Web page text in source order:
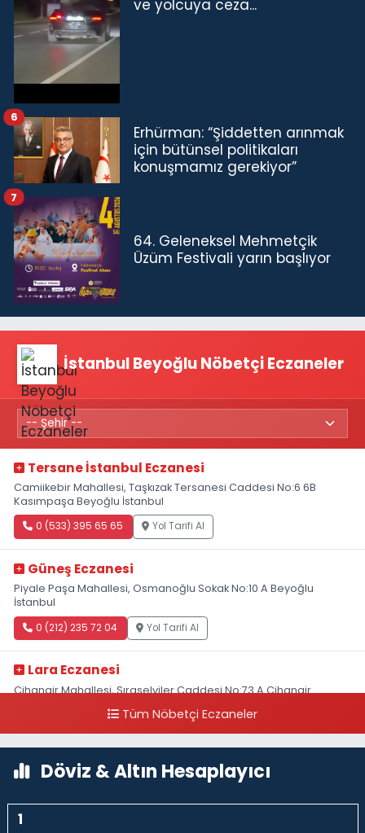
ve yolcuya ceza...
Erhürman: “Şiddetten arınmak
için bütünsel politikaları
konuşmamız gerekiyor”
6
64. Geleneksel Mehmetçik
Üzüm Festivali yarın başlıyor
7
İstanbul Beyoğlu Nöbetçi Eczaneler
Tersane İstanbul Eczanesi
Camiikebir Mahallesi, Taşkızak Tersanesi Caddesi No:6 6B
Kasımpaşa Beyoğlu İstanbul
0 (533) 395 65 65 Yol Tarifi Al
Güneş Eczanesi
Piyale Paşa Mahallesi, Osmanoğlu Sokak No:10 A Beyoğlu
İstanbul
0 (212) 235 72 04 Yol Tarifi Al
Lara Eczanesi
Cihangir Mahallesi, Sıraselviler Caddesi No:73 A Cihangir
Tüm Nöbetçi Eczaneler
Döviz & Altın Hesaplayıcı